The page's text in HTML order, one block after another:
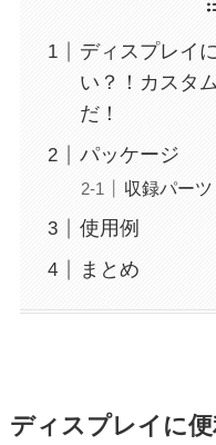
ディスプレイ
い？！カスタ
だ！
パッケージ
収録パーツ
使用例
まとめ
ディスプレイに